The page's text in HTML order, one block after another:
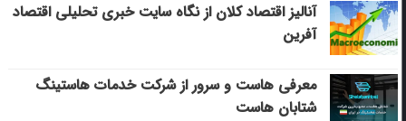
آنالیز اقتصاد کلان از نگاه سایت خبری تحلیلی اقتصاد
آفرین
معرفی هاست و سرور از شرکت خدمات هاستینگ
شتابان هاست